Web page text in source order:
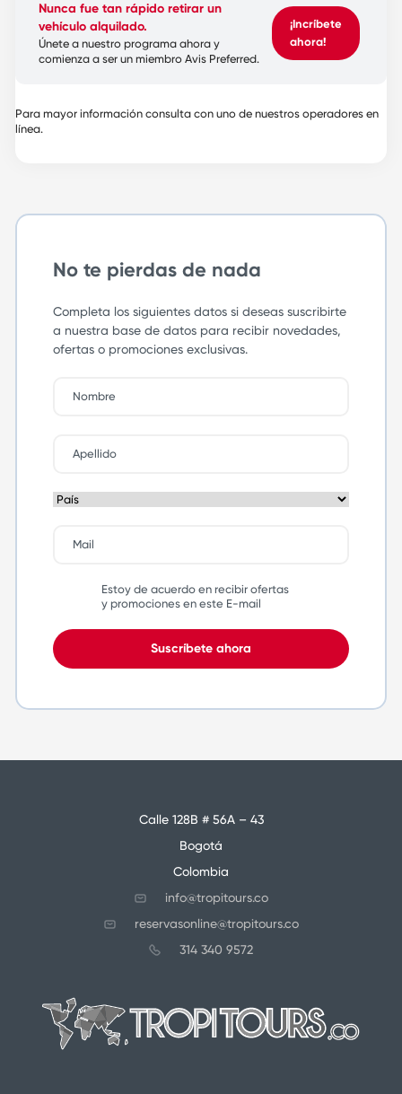
Nunca fue tan rápido retirar un
vehículo alquilado.
Únete a nuestro programa ahora y
comienza a ser un miembro Avis Preferred.
¡Incríbete
ahora!
Para mayor información consulta con uno de nuestros operadores en
línea.
No te pierdas de nada
Completa los siguientes datos si deseas suscribirte
a nuestra base de datos para recibir novedades,
ofertas o promociones exclusivas.
Estoy de acuerdo en recibir ofertas
y promociones en este E-mail
Suscríbete ahora
Calle 128B # 56A – 43
Bogotá
Colombia
info@tropitours.co
reservasonline@tropitours.co
314 340 9572